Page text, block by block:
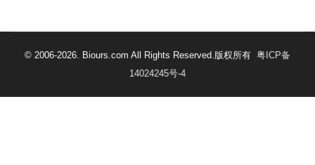
© 2006-2026. Biours.com All Rights Reserved.版权所有 粤ICP备
14024245号-4